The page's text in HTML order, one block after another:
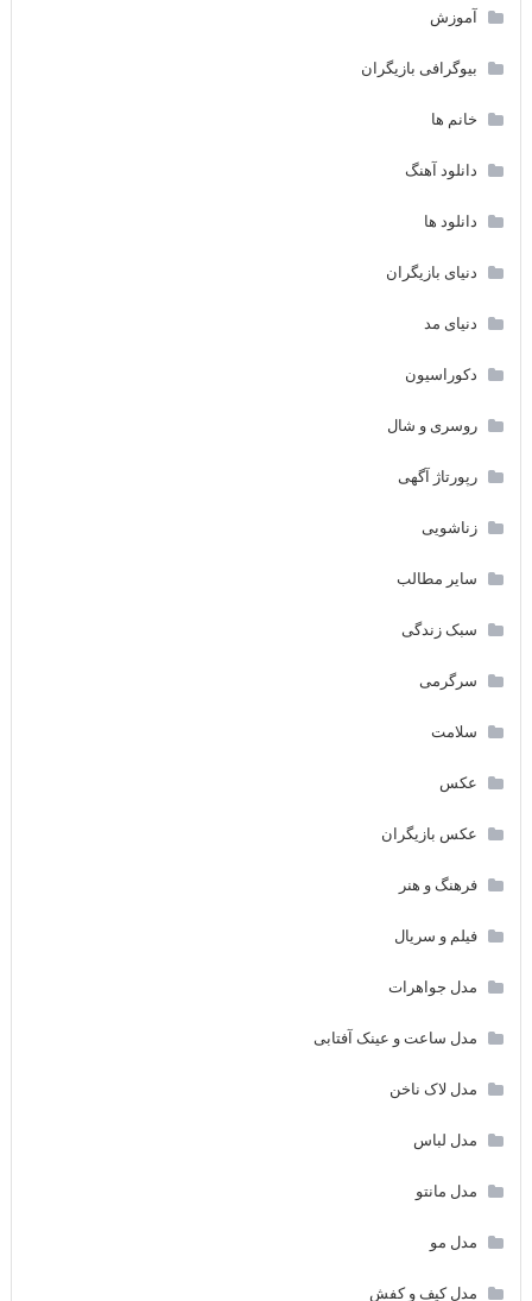
آموزش
بیوگرافی بازیگران
خانم ها
دانلود آهنگ
دانلود ها
دنیای بازیگران
دنیای مد
دکوراسیون
روسری و شال
رپورتاژ آگهی
زناشویی
سایر مطالب
سبک زندگی
سرگرمی
سلامت
عکس
عکس بازیگران
فرهنگ و هنر
فیلم و سریال
مدل جواهرات
مدل ساعت و عینک آفتابی
مدل لاک ناخن
مدل لباس
مدل مانتو
مدل مو
مدل کیف و کفش